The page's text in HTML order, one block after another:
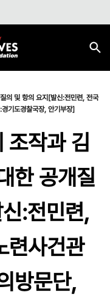
의 및 항의 요지[발신:전민련, 전국
기도경찰국장, 안기부장]
조작과 김
한 공개질
:전민련,
련사건관
방문단,